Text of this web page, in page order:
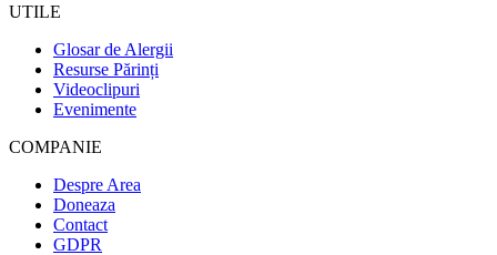
UTILE
Glosar de Alergii
Resurse Părinți
Videoclipuri
Evenimente
COMPANIE
Despre Area
Doneaza
Contact
GDPR